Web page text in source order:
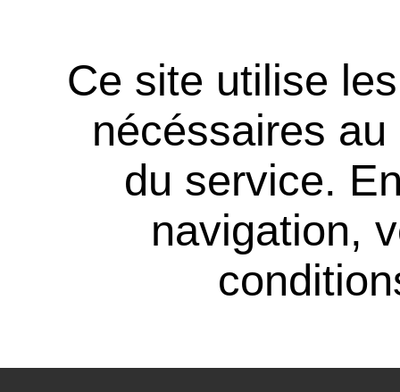
Ce site utilise
nécéssaires
du service.
navigation,